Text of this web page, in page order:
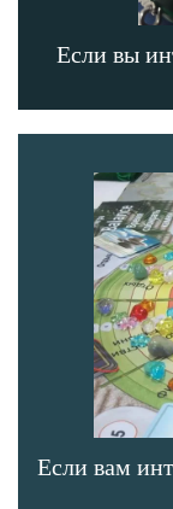
Если вы
Если вам